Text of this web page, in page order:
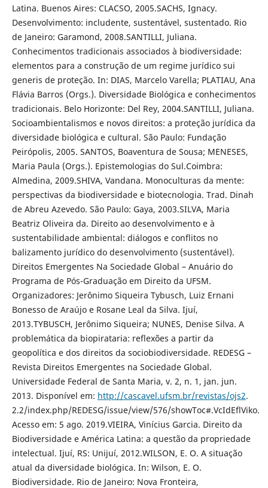
Latina. Buenos Aires: CLACSO, 2005.SACHS, Ignacy.
Desenvolvimento: includente, sustentável, sustentado. Rio
de Janeiro: Garamond, 2008.SANTILLI, Juliana.
Conhecimentos tradicionais associados à biodiversidade:
elementos para a construção de um regime jurídico sui
generis de proteção. In: DIAS, Marcelo Varella; PLATIAU, Ana
Flávia Barros (Orgs.). Diversidade Biológica e conhecimentos
tradicionais. Belo Horizonte: Del Rey, 2004.SANTILLI, Juliana.
Socioambientalismos e novos direitos: a proteção jurídica da
diversidade biológica e cultural. São Paulo: Fundação
Peirópolis, 2005. SANTOS, Boaventura de Sousa; MENESES,
Maria Paula (Orgs.). Epistemologias do Sul.Coimbra:
Almedina, 2009.SHIVA, Vandana. Monoculturas da mente:
perspectivas da biodiversidade e biotecnologia. Trad. Dinah
de Abreu Azevedo. São Paulo: Gaya, 2003.SILVA, Maria
Beatriz Oliveira da. Direito ao desenvolvimento e à
sustentabilidade ambiental: diálogos e conflitos no
balizamento jurídico do desenvolvimento (sustentável).
Direitos Emergentes Na Sociedade Global – Anuário do
Programa de Pós-Graduação em Direito da UFSM.
Organizadores: Jerônimo Siqueira Tybusch, Luiz Ernani
Bonesso de Araújo e Rosane Leal da Silva. Ijuí,
2013.TYBUSCH, Jerônimo Siqueira; NUNES, Denise Silva. A
problemática da biopirataria: reflexões a partir da
geopolítica e dos direitos da sociobiodiversidade. REDESG –
Revista Direitos Emergentes na Sociedade Global.
Universidade Federal de Santa Maria, v. 2, n. 1, jan. jun.
2013. Disponível em: http://cascavel.ufsm.br/revistas/ojs2.
2.2/index.php/REDESG/issue/view/576/showToc#.VcIdEflViko.
Acesso em: 5 ago. 2019.VIEIRA, Vinícius Garcia. Direito da
Biodiversidade e América Latina: a questão da propriedade
intelectual. Ijuí, RS: Unijuí, 2012.WILSON, E. O. A situação
atual da diversidade biológica. In: Wilson, E. O.
Biodiversidade. Rio de Janeiro: Nova Fronteira,